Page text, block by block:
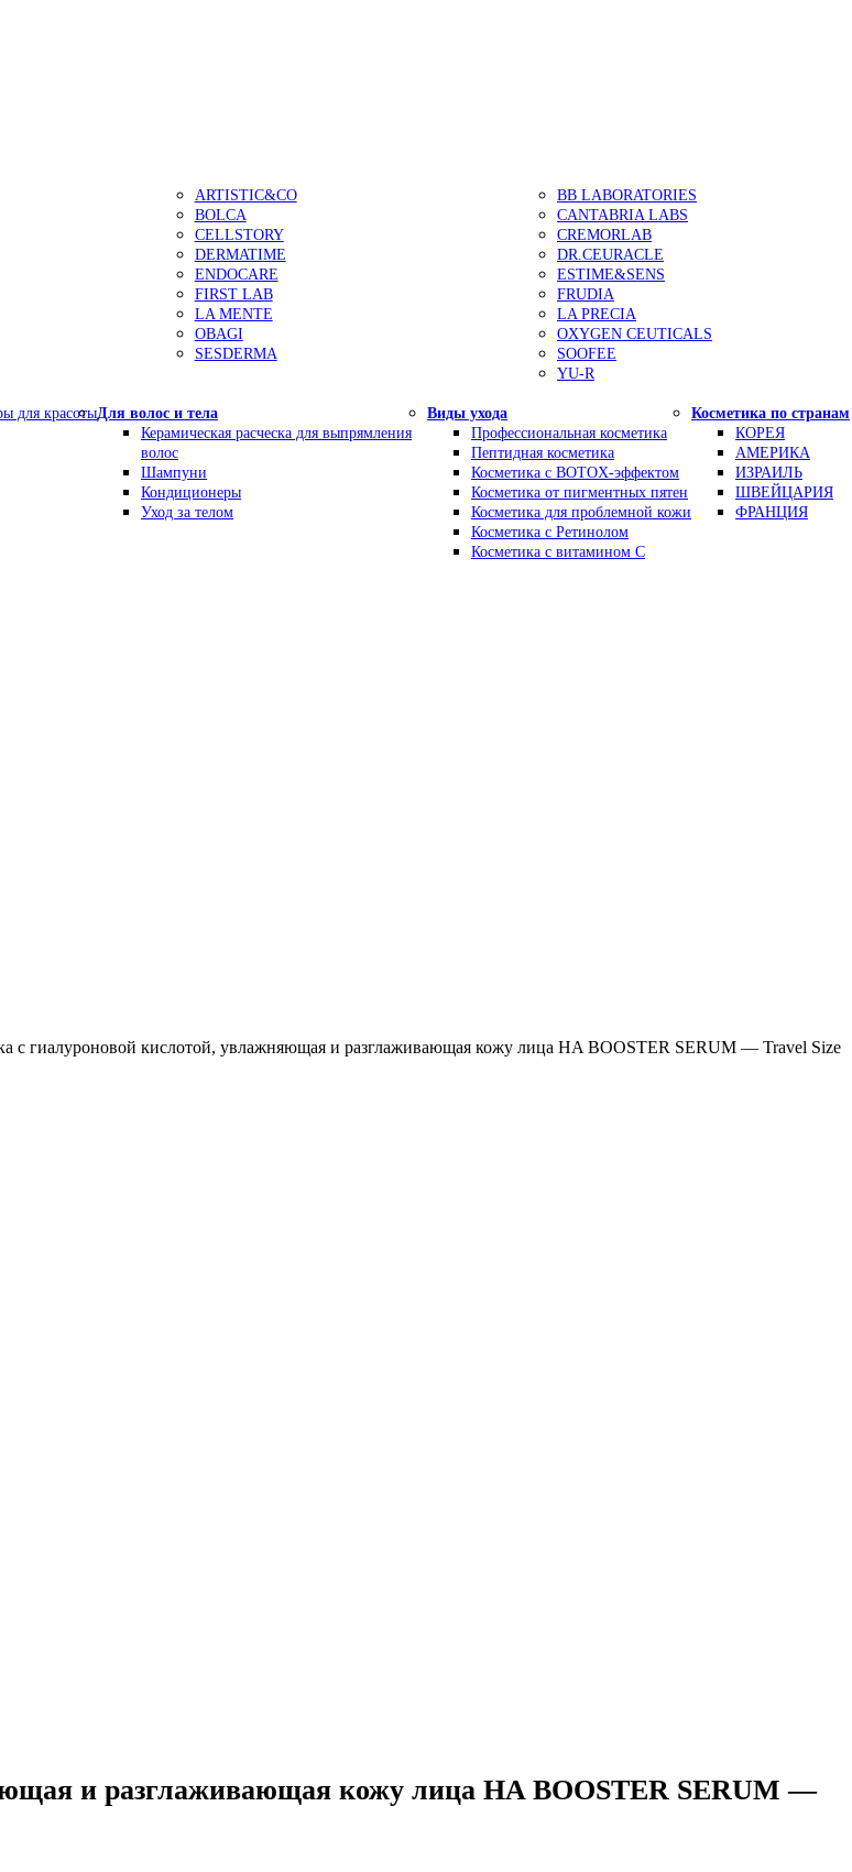
ARTISTIC&CO
BB LABORATORIES
BOLCA
CANTABRIA LABS
CELLSTORY
CREMORLAB
DERMATIME
DR.CEURACLE
ENDOCARE
ESTIME&SENS
FIRST LAB
FRUDIA
LA MENTE
LA PRECIA
OBAGI
OXYGEN CEUTICALS
SESDERMA
SOOFEE
YU-R
для красотыДля волос и тела
Керамическая расческа для выпрямления
волос
Шампуни
Кондиционеры
Уход за телом
Виды ухода
Профессиональная косметика
Пептидная косметика
Косметика с BOTOX-эффектом
Косметика от пигментных пятен
Косметика для проблемной кожи
Косметика с Ретинолом
Косметика с витамином С
Косметика по странам
КОРЕЯ
АМЕРИКА
ИЗРАИЛЬ
ШВЕЙЦАРИЯ
ФРАНЦИЯ
с гиалуроновой кислотой, увлажняющая и разглаживающая кожу лица HA BOOSTER SERUM — Travel Size
и разглаживающая кожу лица HA BOOSTER SERUM —